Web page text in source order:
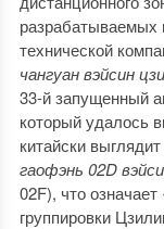
разрабатываемых
технической
чангуан вэйсин
33-й запущенный
который удалось
китайски
гаофэнь 02D
02F), что
группировки